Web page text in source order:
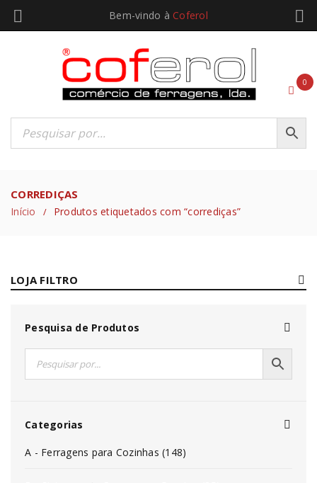
Bem-vindo à Coferol
0
CORREDIÇAS
Início / Produtos etiquetados com “corrediças”
LOJA FILTRO
Pesquisa de Produtos
Categorias
A - Ferragens para Cozinhas (148)